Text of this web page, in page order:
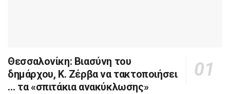
Θεσσαλονίκη: Βιασύνη του
δημάρχου, Κ. Ζέρβα να τακτοποιήσει
… τα «σπιτάκια ανακύκλωσης»